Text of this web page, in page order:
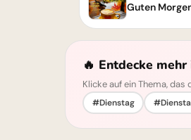
Guten
🔥 Entdecke
Klicke auf ein Thema,
#Dienstag